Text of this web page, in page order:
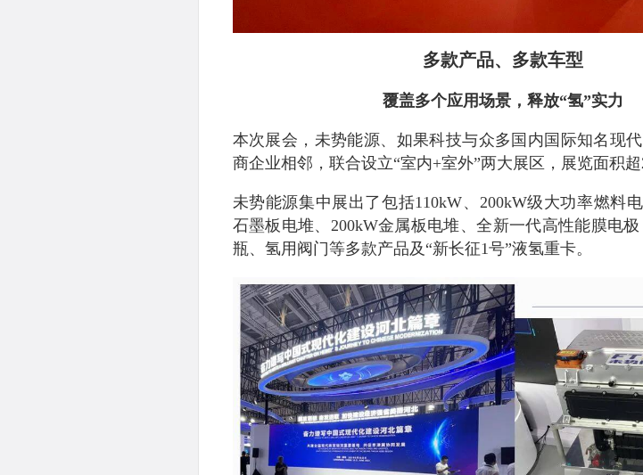
多款产品、多款车型
覆盖多个应用场景，释放“氢”实力
本次展会，未势能源、如果科技与众多国内国际知名现
商企业相邻，联合设立“室内+室外”两大展区，展览面积超
未势能源集中展出了包括110kW、200kW级大功率燃料
石墨板电堆、200kW金属板电堆、全新一代高性能膜电
瓶、氢用阀门等多款产品及“新长征1号”液氢重卡。